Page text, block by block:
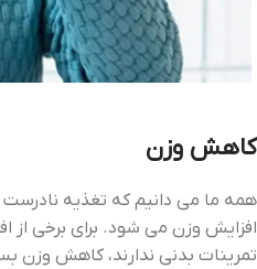
کاهش وزن
همه ما می‌ دانیم که تغذیه
افزایش وزن می ‌شود. برای برخی از
تمرینات بدنی ندارند، کاهش